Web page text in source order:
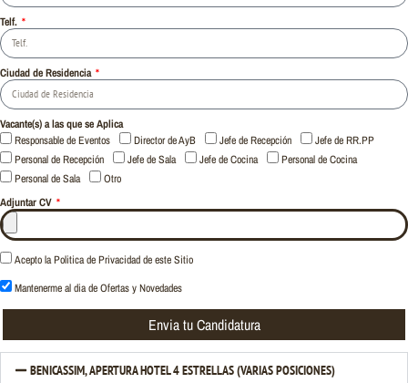
Telf.
Ciudad de Residencia
Vacante(s) a las que se Aplica
Responsable de Eventos
Director de AyB Jefe de Recepción
Jefe de RR.PP
Personal de Recepción
Jefe de Sala Jefe de Cocina
Personal de Cocina
Personal de Sala
Otro
Adjuntar CV
Acepto la Politica de Privacidad de este Sitio
Mantenerme al dia de Ofertas y Novedades
Envia tu Candidatura
BENICASSIM, APERTURA HOTEL 4 ESTRELLAS (VARIAS POSICIONES)